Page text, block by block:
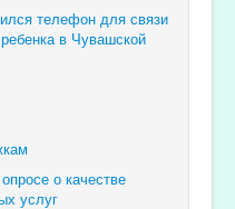
телефон для связи
в Чувашской
о качестве
услуг